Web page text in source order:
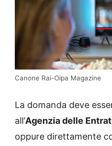
Canone Rai-Oipa Magazine
La domanda deve
all’Agenzia delle
oppure direttamente